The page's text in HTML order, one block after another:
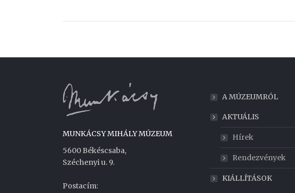
MUNKÁCSY MIHÁLY MÚZEUM
5600 Békéscsaba,
Széchenyi u. 9.
Postacím:
A MÚZEUMRÓL
AKTUÁLIS
Hírek
Rendezvények
KIÁLLÍTÁSOK